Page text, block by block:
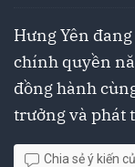
Hưng Yên
chính quyền
đồng hành
trưởng và phát
Chia sẻ ý kiến